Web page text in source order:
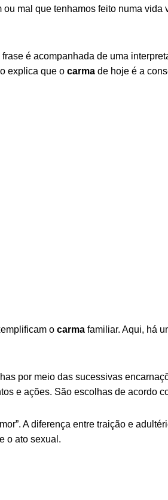
mal que tenhamos feito numa
é acompanhada de uma
explica que o carma de hoje é a
o carma familiar. Aqui, há
por meio das sucessivas
e ações. São escolhas de acordo
A diferença entre traição e
o ato sexual.